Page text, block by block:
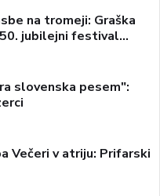
na tromeji: Graška
jubilejni festival
glasbe
slovenska pesem":
Večeri v atriju: Prifarski